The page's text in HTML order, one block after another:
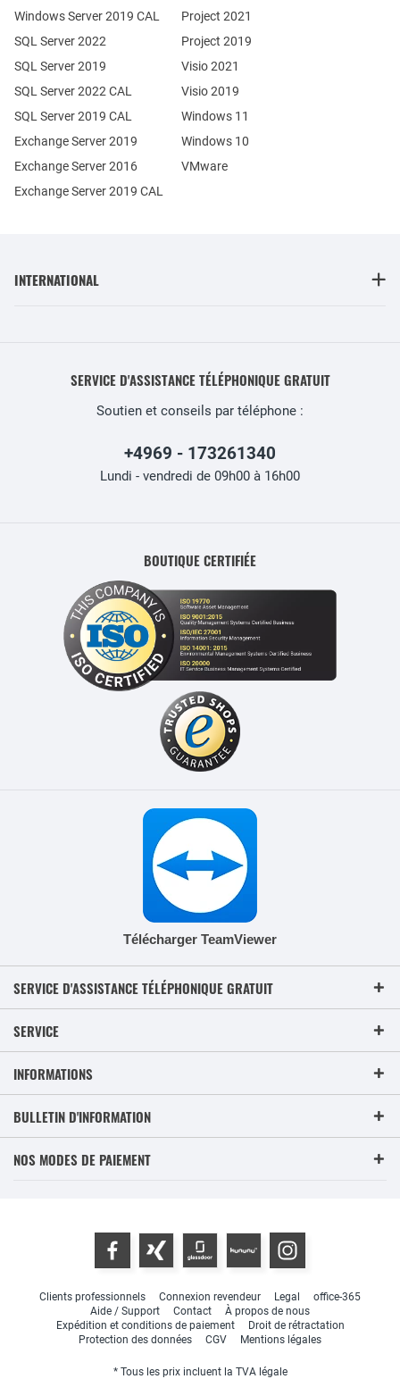
Exchange Server 2019
Exchange Server 2016
SQL Server 2022
SQL Server 2019
Windows Server 2019 CAL
SQL Server 2022 CAL
SQL Server 2019 CAL
Exchange Server 2019 CAL
Project 2021
Project 2019
Visio 2021
Visio 2019
Windows 11
Windows 10
VMware
INTERNATIONAL
SERVICE D'ASSISTANCE TÉLÉPHONIQUE GRATUIT
Soutien et conseils par téléphone :
+4969 - 173261340
Lundi - vendredi de 09h00 à 16h00
BOUTIQUE CERTIFIÉE
Télécharger TeamViewer
SERVICE D'ASSISTANCE TÉLÉPHONIQUE GRATUIT
SERVICE
INFORMATIONS
BULLETIN D'INFORMATION
NOS MODES DE PAIEMENT
Clients professionnels Connexion revendeur Legal
office-365
Aide / Support
Contact
À propos de nous
Expédition et conditions de paiement
Droit de rétractation
Protection des données
CGV Mentions légales
* Tous les prix incluent la TVA légale